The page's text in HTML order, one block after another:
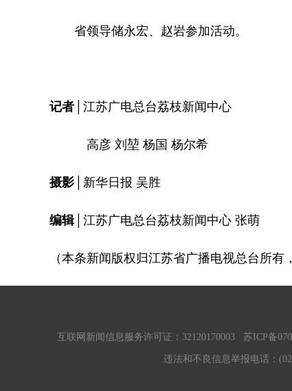
省领导储永宏、赵岩参加活动。
记者│ 江苏广电总台荔枝新闻中心
高彦 刘堃 杨国 杨尔希
摄影│ 新华日报 吴胜
编辑│ 江苏广电总台荔枝新闻中心 张萌
（本条新闻版权归江苏省广播电视总台所有
互联网新闻信息服务许可证：32120170003 苏ICP备
违法和不良信息举报电话：